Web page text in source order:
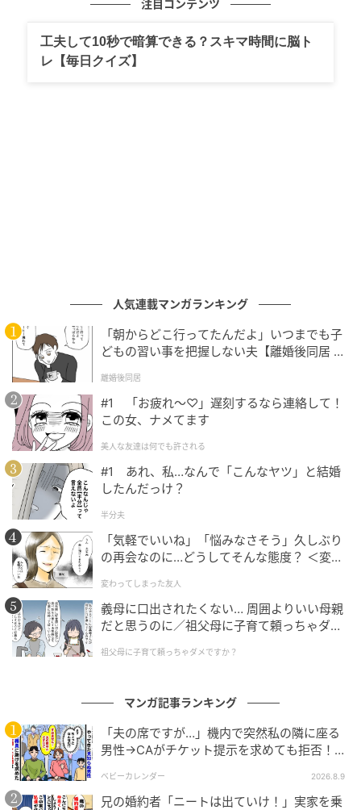
エキサイトニュース
エキサイトニュース
注目コンテンツ
工夫して10秒で暗算できる？スキマ時間に脳ト
レ【毎日クイズ】
人気連載マンガランキング
「朝からどこ行ってたんだよ」いつまでも子
どもの習い事を把握しない夫【離婚後同居 Vo
離婚後同居
#1 「お疲れ〜♡」遅刻するなら連絡して！
この女、ナメてます
美人な友達は何でも許される
#1 あれ、私…なんで「こんなヤツ」と結婚
したんだっけ？
半分夫
「気軽でいいね」「悩みなさそう」久しぶり
の再会なのに…どうしてそんな態度？ ＜変わ
日には】
変わってしまった友人
義母に口出されたくない… 周囲よりいい母親
だと思うのに／祖父母に子育て頼っちゃダメ
んが】
祖父母に子育て頼っちゃダメですか？
マンガ記事ランキング
「夫の席ですが…」機内で突然私の隣に座る
男性→CAがチケット提示を求めても拒否！？
ベビーカレンダー 2026.8.9
兄の婚約者「ニートは出ていけ！」実家を乗